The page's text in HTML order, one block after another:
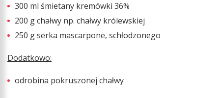
300 ml śmietany kremówki 36%
200 g chałwy np. chałwy królewskiej
250 g serka mascarpone, schłodzonego
Dodatkowo:
odrobina pokruszonej chałwy